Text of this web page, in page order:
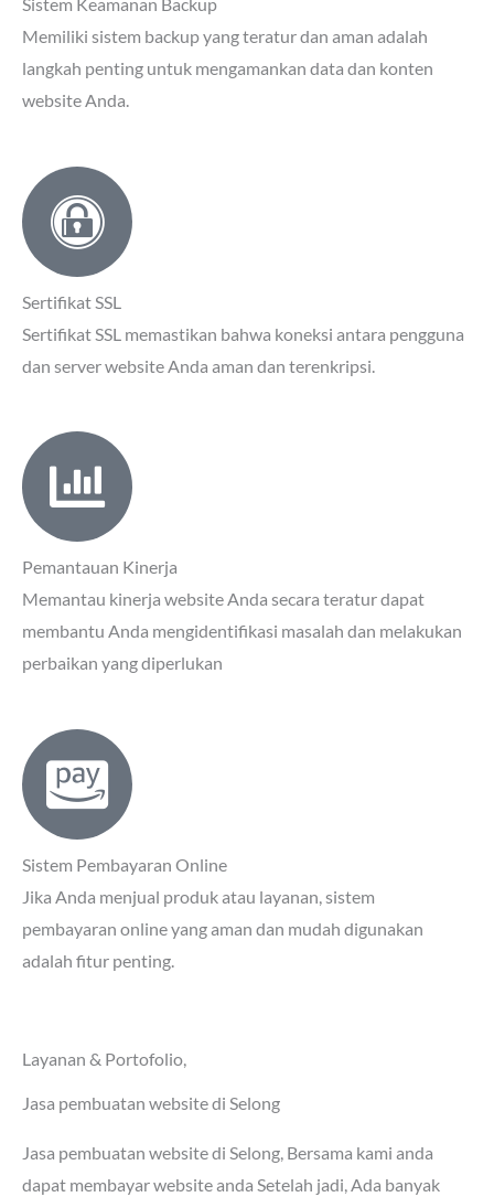
Memiliki sistem backup yang teratur dan aman adalah
langkah penting untuk mengamankan data dan konten
website Anda.
Sertifikat SSL
Sertifikat SSL memastikan bahwa koneksi antara pengguna
dan server website Anda aman dan terenkripsi.
Pemantauan Kinerja
Memantau kinerja website Anda secara teratur dapat
membantu Anda mengidentifikasi masalah dan melakukan
perbaikan yang diperlukan
Sistem Pembayaran Online
Jika Anda menjual produk atau layanan, sistem
pembayaran online yang aman dan mudah digunakan
adalah fitur penting.
Layanan & Portofolio,
Jasa pembuatan website di Selong
Jasa pembuatan website di Selong, Bersama kami anda
dapat membayar website anda Setelah jadi, Ada banyak